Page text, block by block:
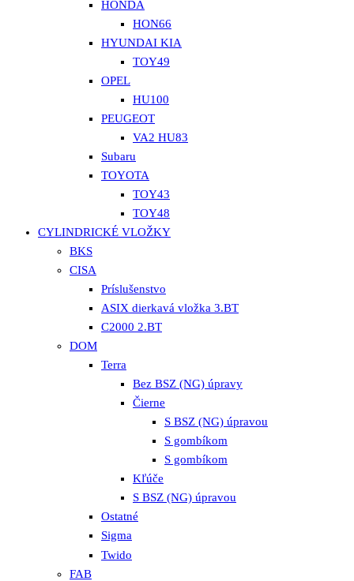
HONDA
HON66
HYUNDAI KIA
TOY49
OPEL
HU100
PEUGEOT
VA2 HU83
Subaru
TOYOTA
TOY43
TOY48
CYLINDRICKÉ VLOŽKY
BKS
CISA
Príslušenstvo
ASIX dierkavá vložka 3.BT
C2000 2.BT
DOM
Terra
Bez BSZ (NG) úpravy
Čierne
S BSZ (NG) úpravou
S gombíkom
S gombíkom
Kľúče
S BSZ (NG) úpravou
Ostatné
Sigma
Twido
FAB